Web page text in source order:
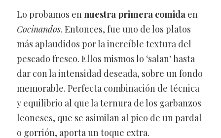
Lo probamos en nuestra primera comidaen
Cocinandos. Entonces, fue uno de los platos
más aplaudidos por la increíble textura del
pescado fresco. Ellos mismos lo ‘salan’ hasta
dar con la intensidad deseada, sobre un fondo
memorable. Perfecta combinación de técnica
y equilibrio al que la ternura de los garbanzos
leoneses, que se asimilan al pico de un pardal
o gorrión, aporta un toque extra.